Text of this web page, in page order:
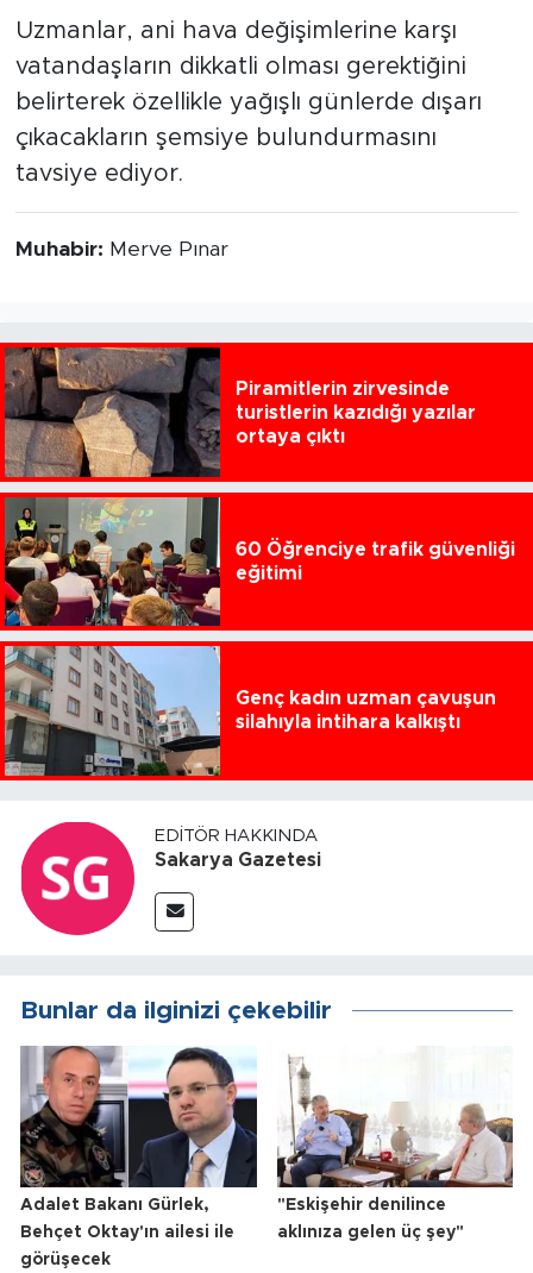
Uzmanlar, ani hava değişimlerine karşı
vatandaşların dikkatli olması gerektiğini
belirterek özellikle yağışlı günlerde dışarı
çıkacakların şemsiye bulundurmasını
tavsiye ediyor.
Muhabir: Merve Pınar
Piramitlerin zirvesinde
turistlerin kazıdığı yazılar
ortaya çıktı
60 Öğrenciye trafik güvenliği
eğitimi
Genç kadın uzman çavuşun
silahıyla intihara kalkıştı
EDITÖR HAKKINDA
Sakarya Gazetesi
Bunlar da ilginizi çekebilir
Adalet Bakanı Gürlek,
Behçet Oktay'ın ailesi ile
görüşecek
"Eskişehir denilince
aklınıza gelen üç şey"